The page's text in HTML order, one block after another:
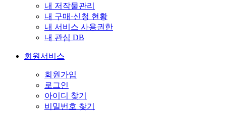
내 저작물관리
내 구매·신청 현황
내 서비스 사용권한
내 관심 DB
회원서비스
회원가입
로그인
아이디 찾기
비밀번호 찾기